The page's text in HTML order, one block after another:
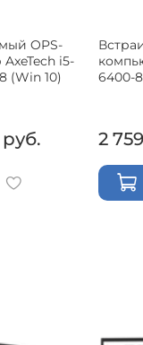
OPS-
i5-
(Win 10)
руб.
6400-
2